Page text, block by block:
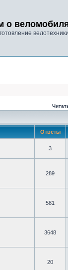
о
Ответы
3
289
581
3648
20